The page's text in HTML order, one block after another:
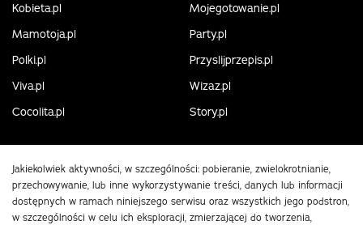
Kobieta.pl
Mojegotowanie.pl
Mamotoja.pl
Party.pl
Polki.pl
Przyslijprzepis.pl
Viva.pl
Wizaz.pl
Cocolita.pl
Story.pl
Jakiekolwiek aktywności, w szczególności: pobieranie, zwielokrotnianie,
przechowywanie, lub inne wykorzystywanie treści, danych lub informacji
dostępnych w ramach niniejszego serwisu oraz wszystkich jego podstron,
w szczególności w celu ich eksploracji, zmierzającej do tworzenia,